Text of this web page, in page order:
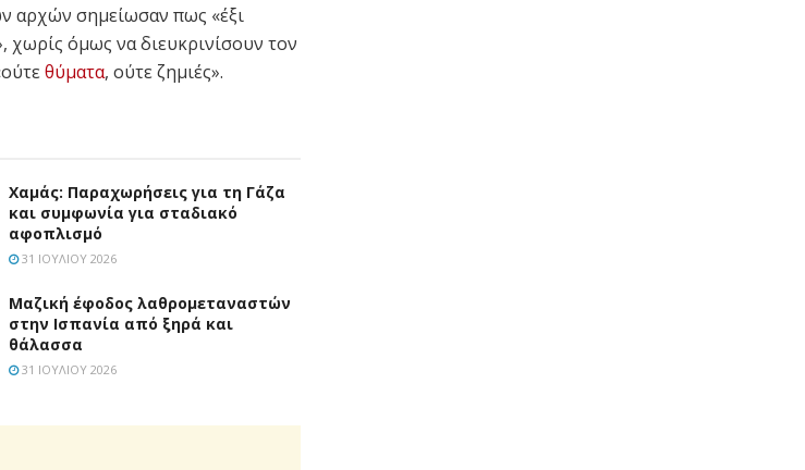
αρχών σημείωσαν πως «έξι
χωρίς όμως να διευκρινίσουν τον
θύματα, ούτε ζημιές».
Χαμάς: Παραχωρήσεις για τη Γάζα
και συμφωνία για σταδιακό
αφοπλισμό
31 ΙΟΥΛΊΟΥ 2026
Μαζική έφοδος λαθρομεταναστών
στην Ισπανία από ξηρά και
θάλασσα
31 ΙΟΥΛΊΟΥ 2026